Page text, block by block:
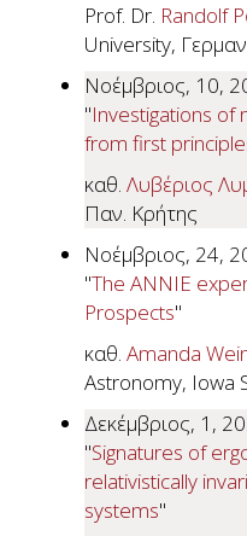
Prof. Dr. Randolf
University,
Νοέμβριος, 10,
"Investigations of
from first
καθ. Λυβέριος
Παν. Κρήτης
Νοέμβριος, 24,
"The ANNIE
Prospects"
καθ. Amanda
Astronomy, Iowa
Δεκέμβριος, 1,
"Signatures of
relativistically
systems"